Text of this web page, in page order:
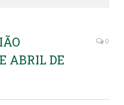
ABRIL DE
0